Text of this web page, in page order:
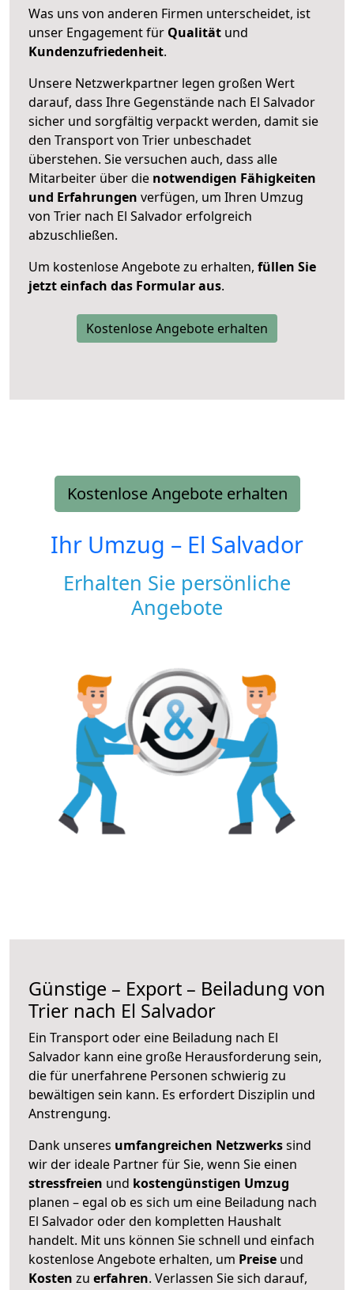
Was uns von anderen Firmen unterscheidet, ist
unser Engagement für Qualität und
Kundenzufriedenheit.
Unsere Netzwerkpartner legen großen Wert
darauf, dass Ihre Gegenstände nach El Salvador
sicher und sorgfältig verpackt werden, damit sie
den Transport von Trier unbeschadet
überstehen. Sie versuchen auch, dass alle
Mitarbeiter über die notwendigen Fähigkeiten
und Erfahrungen verfügen, um Ihren Umzug
von Trier nach El Salvador erfolgreich
abzuschließen.
Um kostenlose Angebote zu erhalten, füllen Sie
jetzt einfach das Formular aus.
Kostenlose Angebote erhalten
Kostenlose Angebote erhalten
Ihr Umzug – El Salvador
Erhalten Sie persönliche
Angebote
Günstige – Export – Beiladung von
Trier nach El Salvador
Ein Transport oder eine Beiladung nach El
Salvador kann eine große Herausforderung sein,
die für unerfahrene Personen schwierig zu
bewältigen sein kann. Es erfordert Disziplin und
Anstrengung.
Dank unseres umfangreichen Netzwerkssind
wir der ideale Partner für Sie, wenn Sie einen
stressfreien und kostengünstigen Umzug
planen – egal ob es sich um eine Beiladung nach
El Salvador oder den kompletten Haushalt
handelt. Mit uns können Sie schnell und einfach
kostenlose Angebote erhalten, um Preise und
Kosten zu erfahren. Verlassen Sie sich darauf,